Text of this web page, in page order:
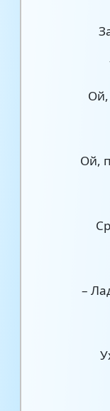
Ой,
Ой,
–